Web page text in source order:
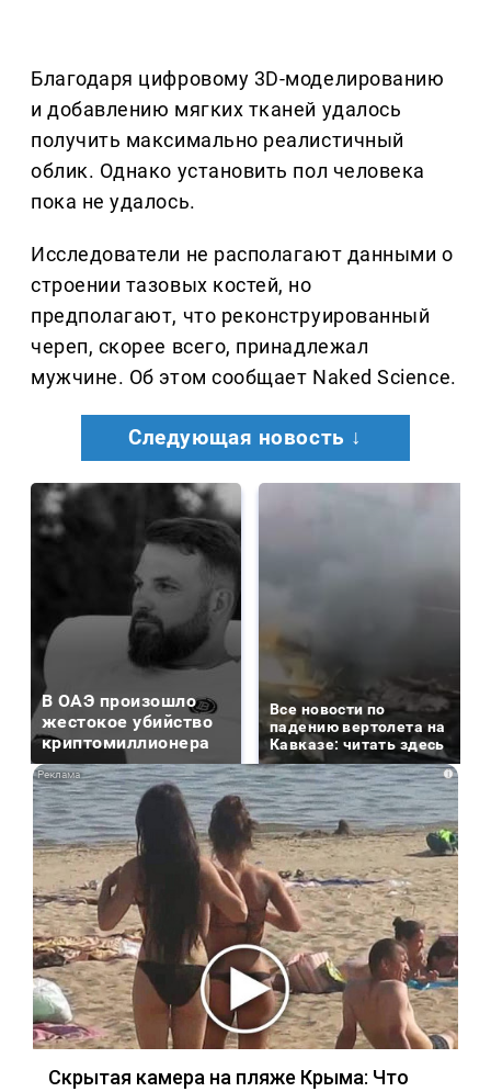
Благодаря цифровому 3D-моделированию
и добавлению мягких тканей удалось
получить максимально реалистичный
облик. Однако установить пол человека
пока не удалось.
Исследователи не располагают данными о
строении тазовых костей, но
предполагают, что реконструированный
череп, скорее всего, принадлежал
мужчине. Об этом сообщает Naked Science.
Следующая новость ↓
В ОАЭ произошло
жестокое убийство
криптомиллионера
Все новости по
падению вертолета на
Кавказе: читать здесь
i
Скрытая камера на пляже Крыма: Что